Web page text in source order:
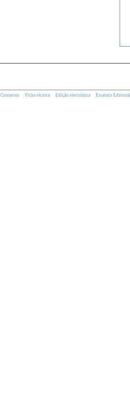
Contactos Ficha técnica Edição electrónica Estatuto Editorial